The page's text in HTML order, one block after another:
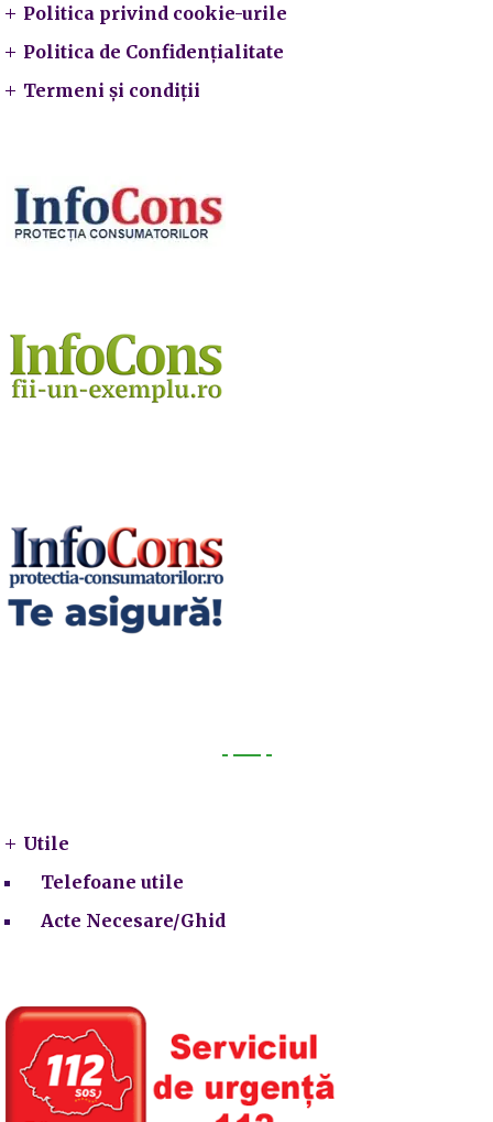
Politica privind cookie-urile
Politica de Confidențialitate
Termeni și condiții
Utile
Telefoane utile
Acte Necesare/Ghid